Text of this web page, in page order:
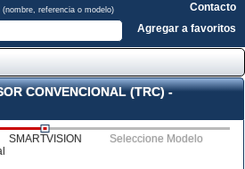
(nombre, referencia o modelo)
Contacto
Agregar a favoritos
CONVENCIONAL (TRC) -
SMARTVISION Seleccione Modelo